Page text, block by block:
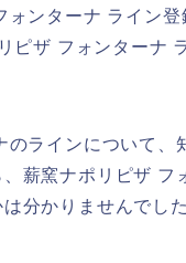
ンターナ ライン
ピザ フォンターナ
ラインについて、
薪窯ナポリピザ フ
分かりませんでした